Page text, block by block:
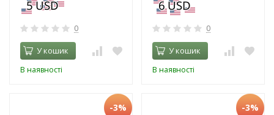
0
У кошик
В наявності
0
У кошик
В наявності
-3% -3%